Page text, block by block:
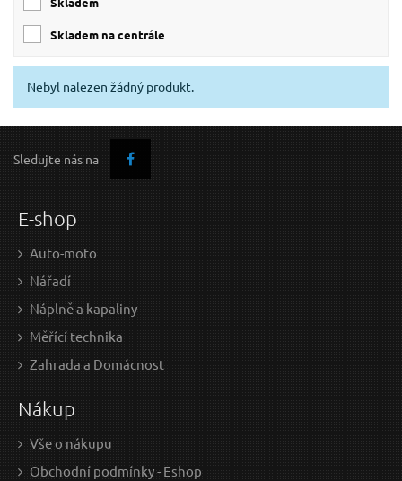
skladem na centrále
Nebyl nalezen žádný produkt.
Sledujte nás na
E-shop
Auto-moto
Nářadí
Náplně a kapaliny
Měřící technika
Zahrada a Domácnost
Nákup
Vše o nákupu
Obchodní podmínky - Eshop